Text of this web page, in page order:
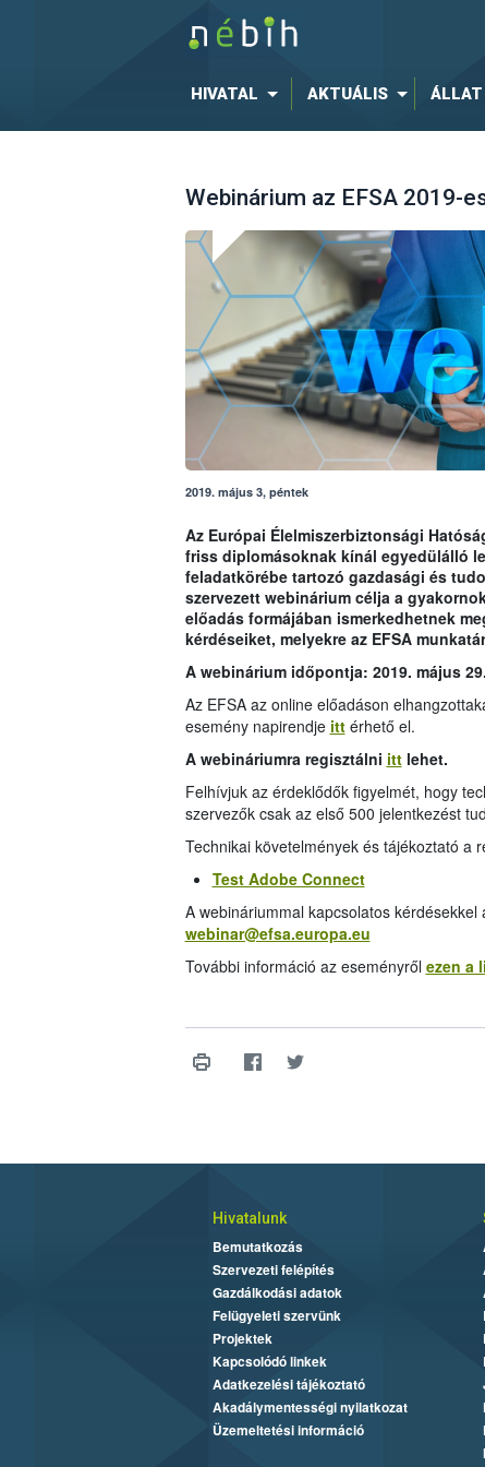
HIVATAL AKTUÁLIS ÁLLAT
Webinárium az EFSA 2019-
2019. május 3, péntek
Az Európai Élelmiszerbiztonsági
friss diplomásoknak kínál egyedülálló
feladatkörébe tartozó gazdasági és
szervezett webinárium célja a
előadás formájában ismerkedhetnek
kérdéseiket, melyekre az EFSA
A webinárium időpontja: 2019. május
Az EFSA az online előadáson
esemény napirendje ittérhető el.
A webináriumra regisztálni ittlehet.
Felhívjuk az érdeklődők figyelmét, hogy
szervezők csak az első 500 jelentkezést
Technikai követelmények és tájékoztató a
Test Adobe Connect
A webináriummal kapcsolatos
webinar@efsa.europa.eu
További információ az eseményről ezen a
Hivatalunk
Bemutatkozás
Szervezeti felépítés
Gazdálkodási adatok
Felügyeleti szervünk
Projektek
Kapcsolódó linkek
Adatkezelési tájékoztató
Akadálymentességi nyilatkozat
Üzemeltetési információ